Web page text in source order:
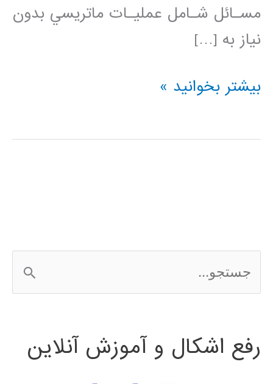
مسـائل شـامل عمليـات ماتريسي بدون
نياز به […]
راهنماي
از
بیشتر بخوانید »
س
ج
رفع اشکال و آموزش آنلاین